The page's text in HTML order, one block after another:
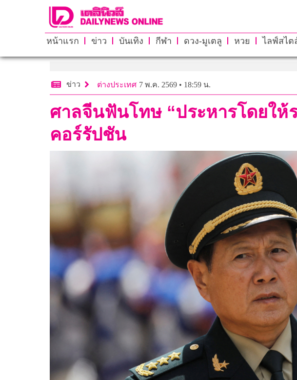
หน้าแรก ข่าว บันเทิง กีฬา ดวง-มูเตลู หวย ไลฟ์สไต
ข่าว ต่างประเทศ 7 พ.ค. 2569 • 18:59 น.
ศาลจีนฟันโทษ “ประหารโดยใ
คอร์รัปชัน